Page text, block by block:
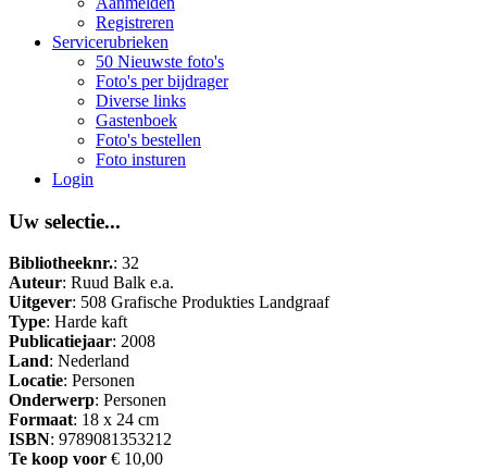
Registreren
Servicerubrieken
50 Nieuwste foto's
Foto's per bijdrager
Diverse links
Gastenboek
Foto's bestellen
Foto insturen
Login
Uw selectie...
Bibliotheeknr.: 32
Auteur: Ruud Balk e.a.
Uitgever: 508 Grafische Produkties Landgraaf
Type: Harde kaft
Publicatiejaar: 2008
Land: Nederland
Locatie: Personen
Onderwerp: Personen
Formaat: 18 x 24 cm
ISBN: 9789081353212
Te koop voor € 10,00